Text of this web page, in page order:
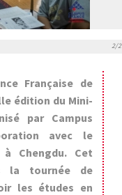
2/2
Française de
édition du Mini-
par Campus
avec le
Chengdu. Cet
la tournée de
les études en